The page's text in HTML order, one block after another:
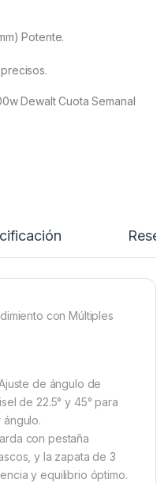
Potente.
con Múltiples
de ángulo de
de 22.5° y 45° para
con pestaña
y la zapata de 3
y equilibrio óptimo.